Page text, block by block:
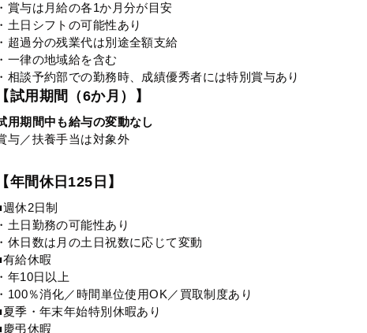
賞与は月給の各1か月分が目安
土日シフトの可能性あり
超過分の残業代は別途全額支給
一律の地域給を含む
相談予約部での勤務時、成績優秀者には特別賞与あり
試用期間（6か月）】
用期間中も給与の変動なし
与／扶養手当は対象外
年間休日125日】
休2日制
土日勤務の可能性あり
休日数は月の土日祝数に応じて変動
有給休暇
年10日以上
100％消化／時間単位使用OK／買取制度あり
夏季・年末年始特別休暇あり
慶弔休暇